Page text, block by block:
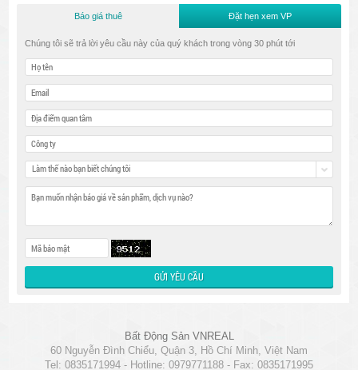
Báo giá thuê Đặt hẹn xem VP
Chúng tôi sẽ trả lời yêu cầu này của quý khách trong vòng 30 phút tới
Làm thế nào bạn biết chúng tôi
Bất Động Sản VNREAL
60 Nguyễn Đình Chiểu, Quận 3, Hồ Chí Minh, Việt Nam
Tel: 0835171994 - Hotline: 0979771188 - Fax: 0835171995